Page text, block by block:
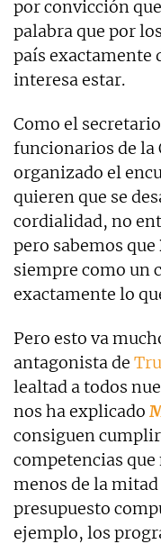
por convicción
palabra que por
país exactamente
interesa estar.
Como el
funcionarios de la
organizado el
quieren que se
cordialidad, no
pero sabemos que
siempre como un
exactamente lo
Pero esto va
antagonista de
lealtad a todos
nos ha explicado
consiguen
competencias
menos de la
presupuesto
ejemplo, los